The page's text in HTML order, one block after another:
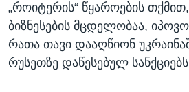
„როიტერის“ წყაროების
ბიზნესების მცდელობაა,
რათა თავი დააღწიონ
რუსეთზე დაწესებულ